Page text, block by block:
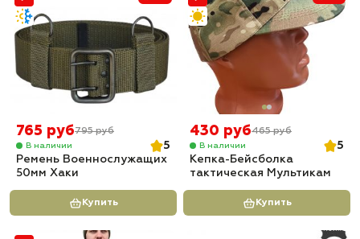
765 руб795 руб
В наличии
5
Ремень Военнослужащих
50мм Хаки
Купить
430 руб465 руб
В наличии
5
Кепка-Бейсболка
тактическая Мультикам
Купить